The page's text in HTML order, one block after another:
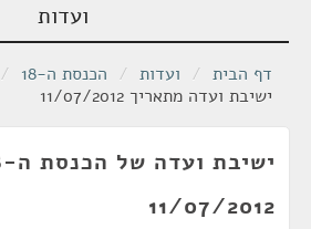
ועדות
דף הבית / ועדות / הכנסת ה-18 /
ישיבת ועדה מתאריך 11/07/2012
11/07/2012